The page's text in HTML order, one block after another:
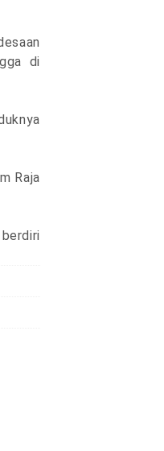
di
Raja